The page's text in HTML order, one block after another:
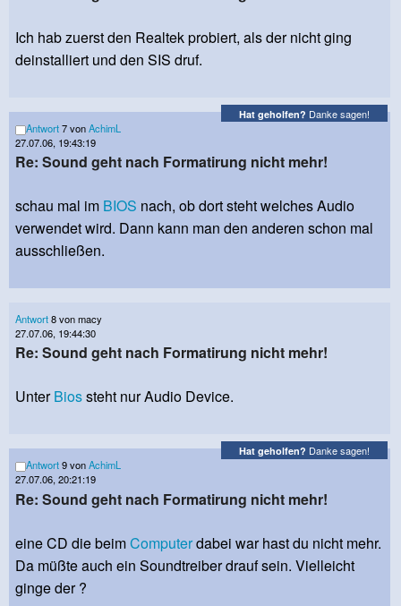
Ich hab zuerst den Realtek probiert, als der nicht ging
deinstalliert und den SIS druf.
Hat geholfen? Danke sagen!
Antwort7 vonAchimL
27.07.06, 19:43:19
Re: Sound geht nach Formatirung nicht mehr!
schau mal im BIOS nach, ob dort steht welches Audio
verwendet wird. Dann kann man den anderen schon mal
ausschließen.
Antwort8 von macy
27.07.06, 19:44:30
Re: Sound geht nach Formatirung nicht mehr!
UnterBiossteht nur Audio Device.
Hat geholfen? Danke sagen!
Antwort9 vonAchimL
27.07.06, 20:21:19
Re: Sound geht nach Formatirung nicht mehr!
eine CD die beimComputerdabei war hast du nicht mehr.
Da müßte auch ein Soundtreiber drauf sein. Vielleicht
ginge der ?